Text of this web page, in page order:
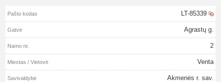
LT-85339
Agrastų g.
2
Venta
Akmenės r. sav.